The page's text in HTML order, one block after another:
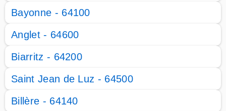
Bayonne - 64100
Anglet - 64600
Biarritz - 64200
Saint Jean de Luz - 64500
Billère - 64140